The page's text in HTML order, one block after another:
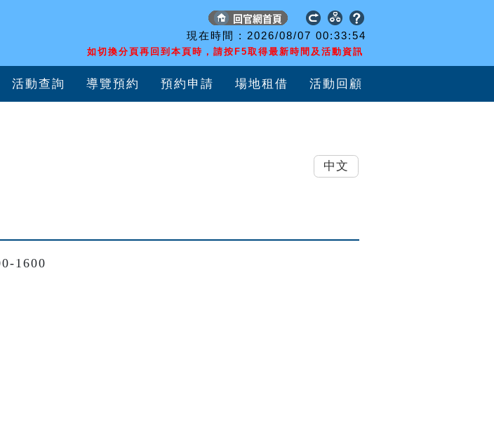
現在時間 : 2026/08/07 00:33:55
如切換分頁再回到本頁時，請按F5取得最新時間及活動資訊
活動查詢 導覽預約 預約申請 場地租借 活動回顧
1600